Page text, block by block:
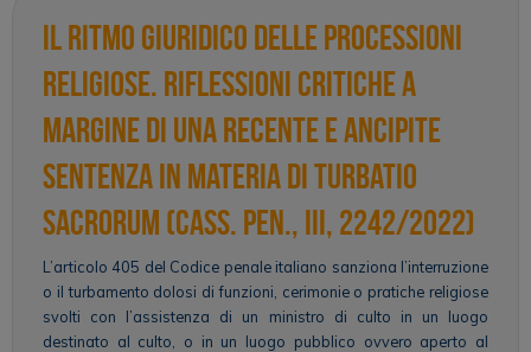
Il ritmo giuridico delle processioni
religiose. Riflessioni critiche a
margine di una recente e ancipite
sentenza in materia di turbatio
sacrorum (Cass. pen., III, 2242/2022)
L’articolo 405 del Codice penale italiano sanziona l’interruzione
o il turbamento dolosi di funzioni, cerimonie o pratiche religiose
svolti con l’assistenza di un ministro di culto in un luogo
destinato al culto, o in un luogo pubblico ovvero aperto al